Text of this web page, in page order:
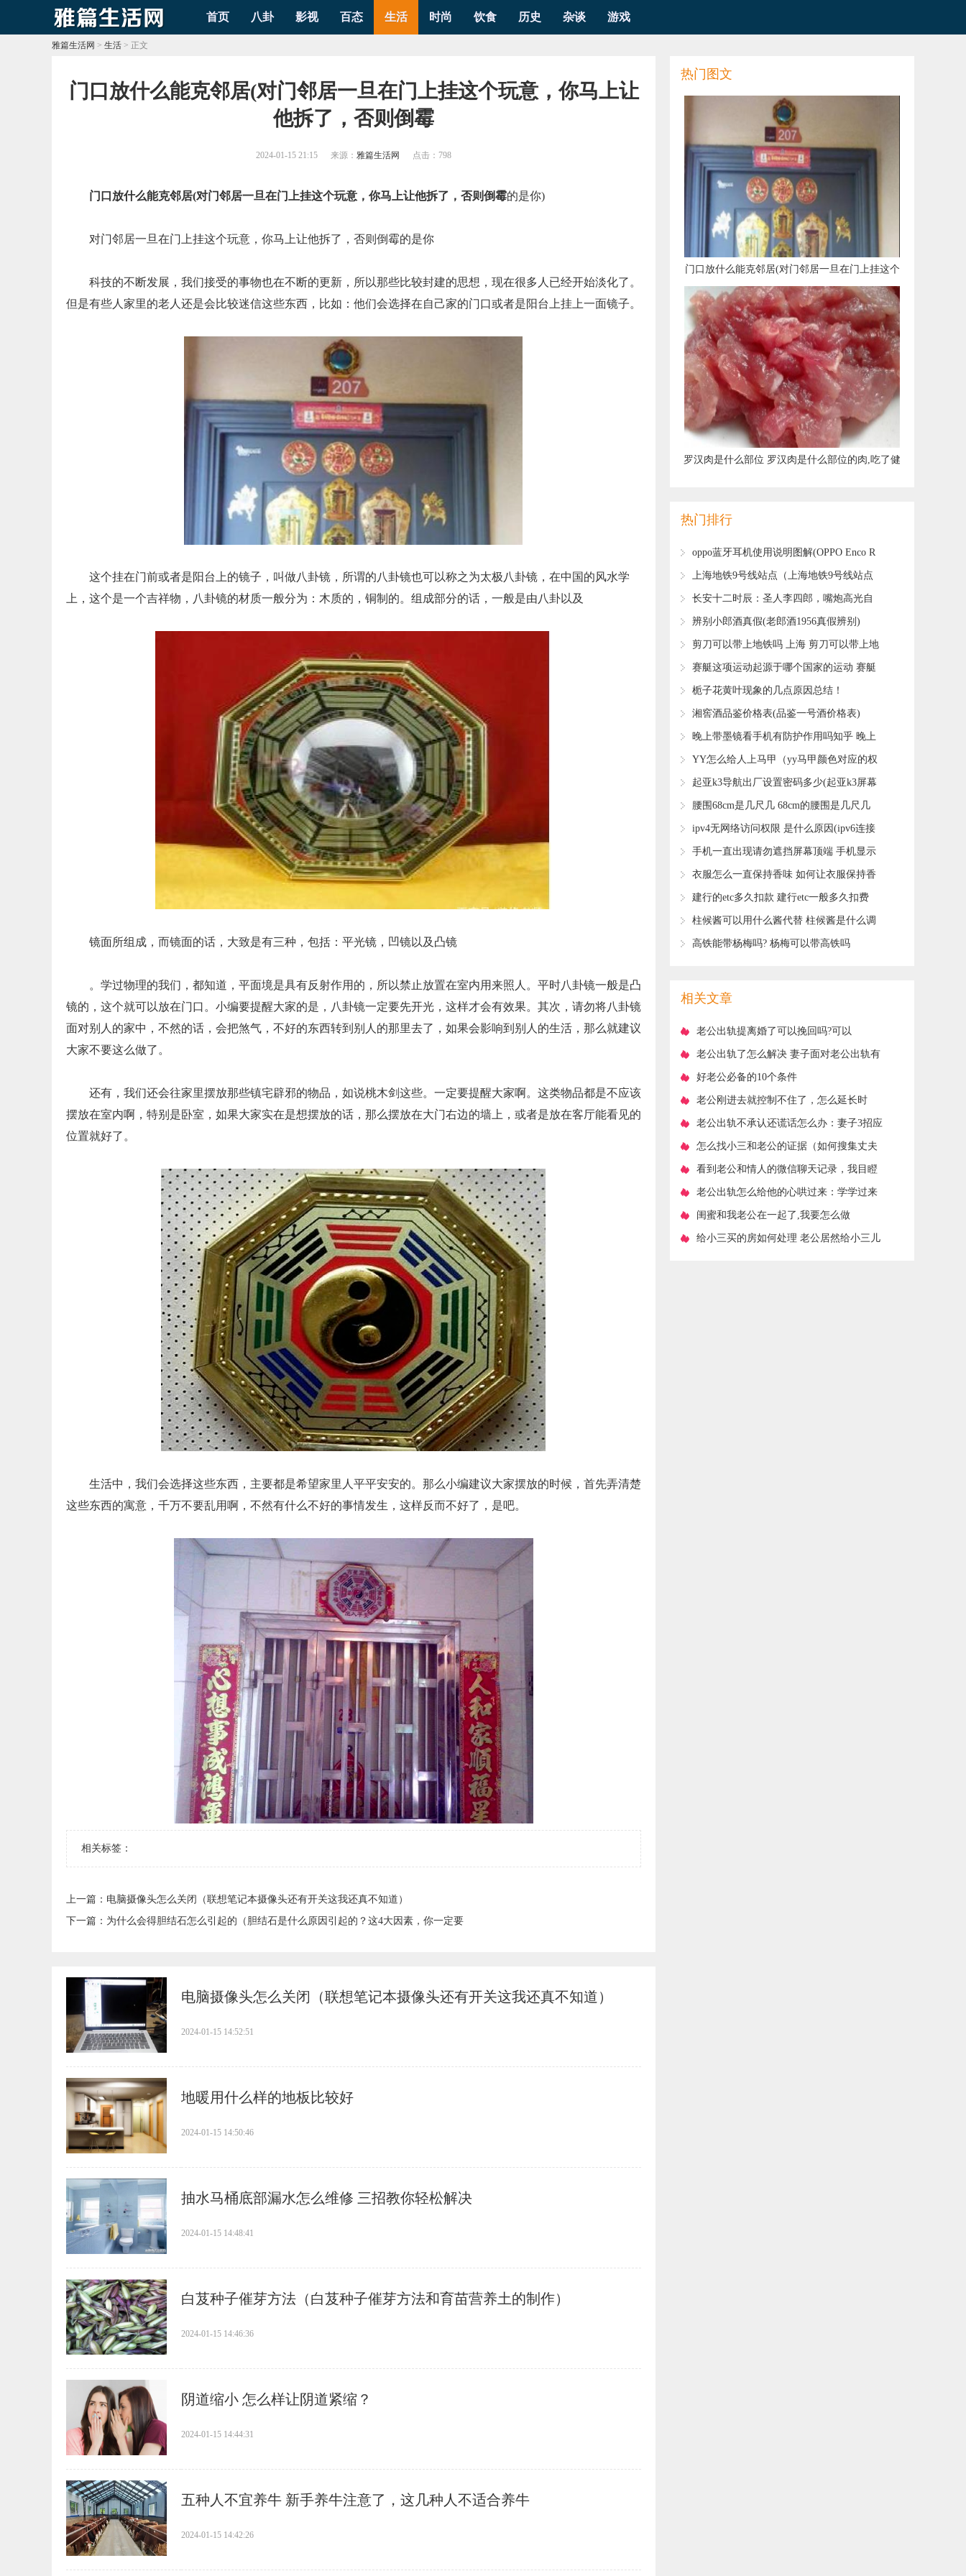
首页 八卦 影视 百态 生活 时尚 饮食 历史 杂谈 游戏
雅篇生活网 > 生活 > 正文
​门口放什么能克邻居(对门邻居一旦在门上挂这个玩意，你马上让
他拆了，否则倒霉
2024-01-15 21:15 来源： 雅篇生活网 点击： 798
门口放什么能克邻居(对门邻居一旦在门上挂这个玩意，你马上让他拆了，否则倒霉的是你)
对门邻居一旦在门上挂这个玩意，你马上让他拆了，否则倒霉的是你
科技的不断发展，我们接受的事物也在不断的更新，所以那些比较封建的思想，现在很多人已经开始淡化了。
但是有些人家里的老人还是会比较迷信这些东西，比如：他们会选择在自己家的门口或者是阳台上挂上一面镜子。
这个挂在门前或者是阳台上的镜子，叫做八卦镜，所谓的八卦镜也可以称之为太极八卦镜，在中国的风水学
上，这个是一个吉祥物，八卦镜的材质一般分为：木质的，铜制的。组成部分的话，一般是由八卦以及
镜面所组成，而镜面的话，大致是有三种，包括：平光镜，凹镜以及凸镜
。学过物理的我们，都知道，平面境是具有反射作用的，所以禁止放置在室内用来照人。平时八卦镜一般是凸
镜的，这个就可以放在门口。小编要提醒大家的是，八卦镜一定要先开光，这样才会有效果。其次，请勿将八卦镜
面对别人的家中，不然的话，会把煞气，不好的东西转到别人的那里去了，如果会影响到别人的生活，那么就建议
大家不要这么做了。
还有，我们还会往家里摆放那些镇宅辟邪的物品，如说桃木剑这些。一定要提醒大家啊。这类物品都是不应该
摆放在室内啊，特别是卧室，如果大家实在是想摆放的话，那么摆放在大门右边的墙上，或者是放在客厅能看见的
位置就好了。
生活中，我们会选择这些东西，主要都是希望家里人平平安安的。那么小编建议大家摆放的时候，首先弄清楚
这些东西的寓意，千万不要乱用啊，不然有什么不好的事情发生，这样反而不好了，是吧。
相关标签：
上一篇： ​电脑摄像头怎么关闭（联想笔记本摄像头还有开关这我还真不知道）
下一篇： ​为什么会得胆结石怎么引起的（胆结石是什么原因引起的？这4大因素，你一定要
​电脑摄像头怎么关闭（联想笔记本摄像头还有开关这我还真不知道）
2024-01-15 14:52:51
​地暖用什么样的地板比较好
2024-01-15 14:50:46
​抽水马桶底部漏水怎么维修 三招教你轻松解决
2024-01-15 14:48:41
​白芨种子催芽方法（白芨种子催芽方法和育苗营养土的制作）
2024-01-15 14:46:36
​阴道缩小 怎么样让阴道紧缩？
2024-01-15 14:44:31
​五种人不宜养牛 新手养牛注意了，这几种人不适合养牛
2024-01-15 14:42:26
热门图文
​门口放什么能克邻居(对门邻居一旦在门上挂这个
玩意，你马上让他拆了，否则倒霉
​罗汉肉是什么部位 罗汉肉是什么部位的肉,吃了健
热门排行
​oppo蓝牙耳机使用说明图解(OPPO Enco R
耳机说明书)
​上海地铁9号线站点（上海地铁9号线站点
线路图最新查询）
​长安十二时辰：圣人李四郎，嘴炮高光自
称为神，转眼就跌落神坛？
​辨别小郎酒真假(老郎酒1956真假辨别)
​剪刀可以带上地铁吗 上海 剪刀可以带上地
铁吗?
​赛艇这项运动起源于哪个国家的运动 赛艇
运动是起源于哪个国家
​栀子花黄叶现象的几点原因总结！
​湘窖酒品鉴价格表(品鉴一号酒价格表)
​晚上带墨镜看手机有防护作用吗知乎 晚上
带墨镜看手机有防护作用吗女生
​YY怎么给人上马甲（yy马甲颜色对应的权
限)
​起亚k3导航出厂设置密码多少(起亚k3屏幕
怎么恢复出厂设置)
​腰围68cm是几尺几 68cm的腰围是几尺几
​ipv4无网络访问权限 是什么原因(ipv6连接
正常ipv4无网络访问权限)
​手机一直出现请勿遮挡屏幕顶端 手机显示
请勿遮挡屏幕顶端怎么关闭
​衣服怎么一直保持香味 如何让衣服保持香
味
​建行的etc多久扣款 建行etc一般多久扣费
​柱候酱可以用什么酱代替 柱候酱是什么调
料
​高铁能带杨梅吗? 杨梅可以带高铁吗
相关文章
​老公出轨提离婚了可以挽回吗?可以
​老公出轨了怎么解决 妻子面对老公出轨有
什么聪明做法
​好老公必备的10个条件
​老公刚进去就控制不住了，怎么延长时
间？
​老公出轨不承认还谎话怎么办：妻子3招应
对
​怎么找小三和老公的证据（如何搜集丈夫
有小三的证据）
​看到老公和情人的微信聊天记录，我目瞪
口呆
​老公出轨怎么给他的心哄过来：学学过来
人的方法
​闺蜜和我老公在一起了,我要怎么做
​给小三买的房如何处理 老公居然给小三儿